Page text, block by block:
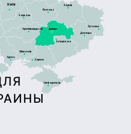
Сімферополь
Київ
Дніпро
Кропивницький
Харків
Полтава
Черкаси
Запоріжжя
Херсон
Донецьк
Луганськ
Миколаїв
Одеса